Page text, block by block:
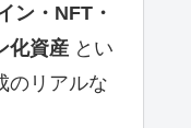
ン・NFT・
化資産 とい
のリアルな